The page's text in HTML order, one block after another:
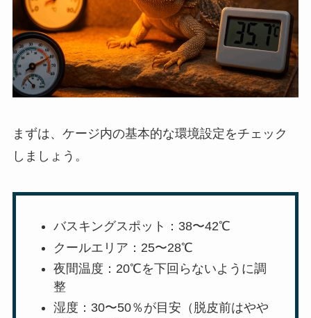
まずは、ケージ内の基本的な環境設定をチェック
しましょう。
バスキングスポット：38〜42℃
クールエリア：25〜28℃
夜間温度：20℃を下回らないように調
整
湿度：30〜50％が目安（脱皮前はやや